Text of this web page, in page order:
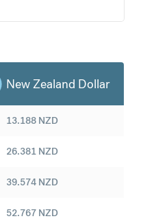
New Zealand Dollar
13.188 NZD
26.381 NZD
39.574 NZD
52.767 NZD